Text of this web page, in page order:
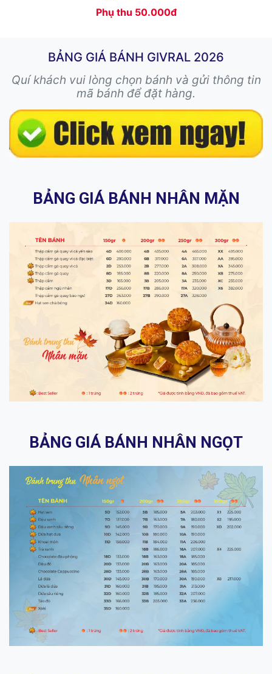
Phụ thu 50.000đ
BẢNG GIÁ BÁNH GIVRAL 2026
Quí khách vui lòng chọn bánh và gửi thông tin
mã bánh để đặt hàng.
BẢNG GIÁ BÁNH NHÂN MẶN
BẢNG GIÁ BÁNH NHÂN NGỌT